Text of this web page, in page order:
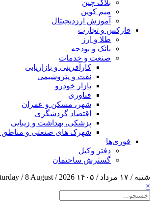
بلاک چین
میم کوین‌
آموزش ارزدیجیتال
فارکس و تجارت
طلا و ارز
بانک و بودجه
صنعت و خدمات
کارآفرینی و بازاریابی
نفت و پتروشیمی
بازار خودرو
فناوری
شهر، مسکن و عمران
اقتصاد گردشگری
پزشکی، بهداشت و زیبایی
شهرک های صنعتی و مناطق
فوری‌ها
دفتر وکیل
گسترش ساختمان
شنبه / ۱۷ مرداد / ۱۴۰۵
/ 8 August / 2026
×